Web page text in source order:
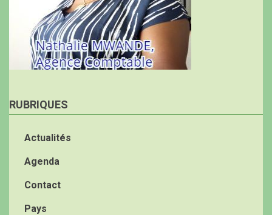
RUBRIQUES
Actualités
Agenda
Contact
Pays